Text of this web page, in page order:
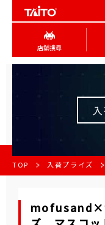
店舖搜尋
TOP 入荷プライズ
mofusand×